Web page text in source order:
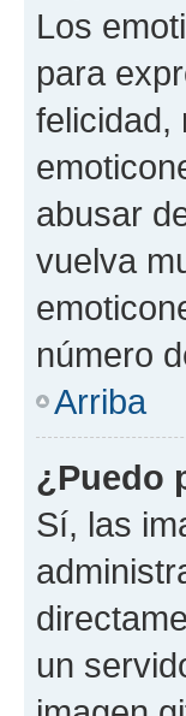
Los
para
felicidad,
abusar
vuelva
número
Arriba
¿Puedo
Sí, las
un